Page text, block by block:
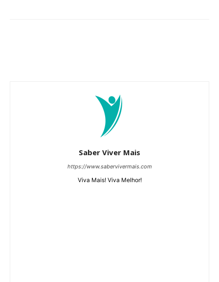
Saber Viver Mais
https://www.sabervivermais.com
Viva Mais! Viva Melhor!